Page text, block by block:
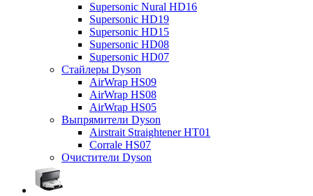
Supersonic Nural HD16
Supersonic HD19
Supersonic HD15
Supersonic HD08
Supersonic HD07
Стайлеры Dyson
AirWrap HS09
AirWrap HS08
AirWrap HS05
Выпрямители Dyson
Airstrait Straightener HT01
Corrale HS07
Очистители Dyson